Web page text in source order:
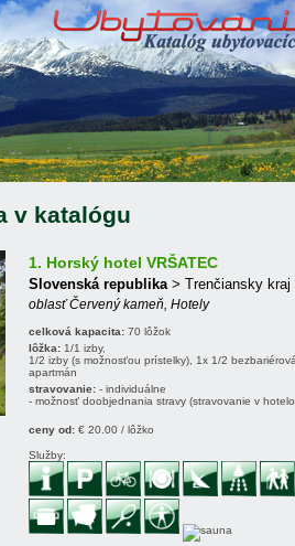
v katalógu
1. Horský hotel VRŠATEC
Slovenská republika> Trenčiansky kraj
oblasť Červený kameň, Hotely
celková kapacita: 70 lôžok
lôžka: 1/1 izby,
1/2 izby (s možnosťou prístelky), 1x 1/2
apartmán
stravovanie: - individuálne
- možnosť doobjednania stravy (stravovanie v
ceny od: € 20.00 / lôžko
Služby: